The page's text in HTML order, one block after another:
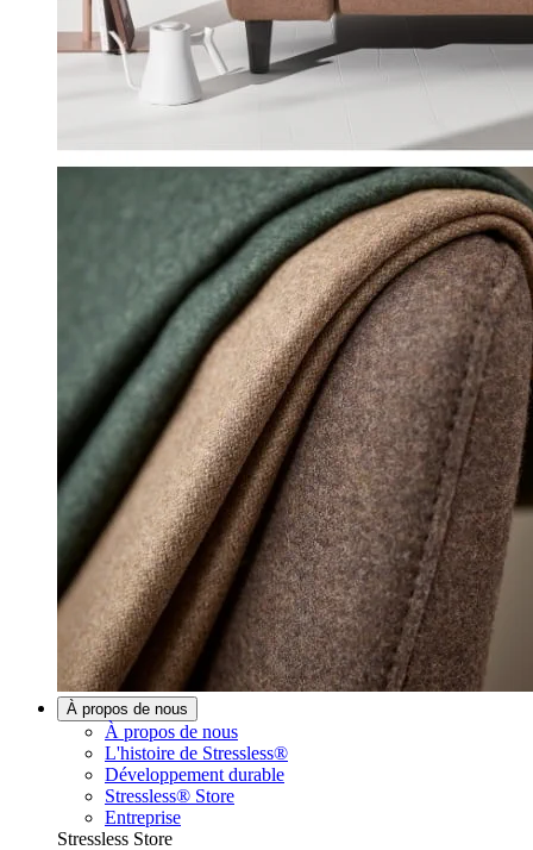
À propos de nous
À propos de nous
L'histoire de Stressless®
Développement durable
Stressless® Store
Entreprise
Stressless Store